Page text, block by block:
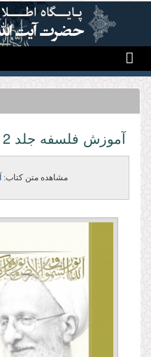
رفتن به محتوای اصلی
آموزش فلسفه جلد 2
مشاهده متن کتاب: